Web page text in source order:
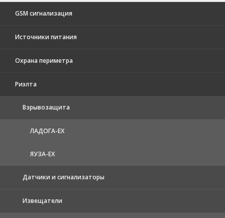
GSM сигнализация
Источники питания
Охрана периметра
Риэлта
Взрывозащита
ЛАДОГА-EX
ЯУЗА-ЕХ
Датчики и сигнализаторы
Извещатели